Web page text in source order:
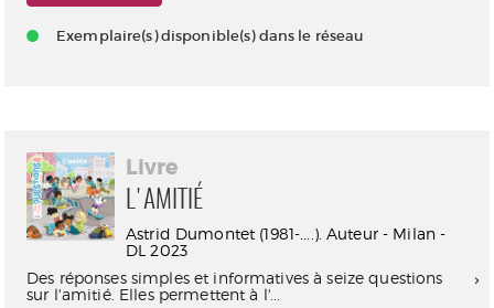
Exemplaire(s) disponible(s) dans le réseau
Livre
L'AMITIÉ
Astrid Dumontet (1981-....). Auteur - Milan -
DL 2023
Des réponses simples et informatives à seize questions
sur l'amitié. Elles permettent à l'...